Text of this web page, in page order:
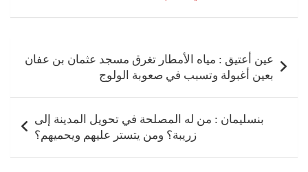
المقالاتعين أعتيق : مياه الأمطار تغرق مسجد عثمان بن عفان
بعين أغبولة وتسبب في صعوبة الولوج
بنسليمان : من له المصلحة في تحويل المدينة إلى
زريبة؟ ومن يتستر عليهم ويحميهم؟